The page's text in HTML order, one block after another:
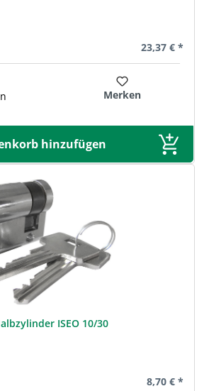
Regulärer
23,37 € *
Merken
hinzufügen
ISEO 10/30
Regulärer
8,70 € *